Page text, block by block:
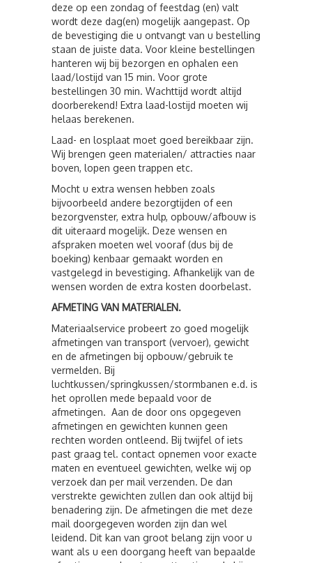
deze op een zondag of feestdag (en) valt
wordt deze dag(en) mogelijk aangepast. Op
de bevestiging die u ontvangt van u bestelling
staan de juiste data. Voor kleine bestellingen
hanteren wij bij bezorgen en ophalen een
laad/lostijd van 15 min. Voor grote
bestellingen 30 min. Wachttijd wordt altijd
doorberekend! Extra laad-lostijd moeten wij
helaas berekenen.
Laad- en losplaat moet goed bereikbaar zijn.
Wij brengen geen materialen/ attracties naar
boven, lopen geen trappen etc.
Mocht u extra wensen hebben zoals
bijvoorbeeld andere bezorgtijden of een
bezorgvenster, extra hulp, opbouw/afbouw is
dit uiteraard mogelijk. Deze wensen en
afspraken moeten wel vooraf (dus bij de
boeking) kenbaar gemaakt worden en
vastgelegd in bevestiging. Afhankelijk van de
wensen worden de extra kosten doorbelast.
AFMETING VAN MATERIALEN.
Materiaalservice probeert zo goed mogelijk
afmetingen van transport (vervoer), gewicht
en de afmetingen bij opbouw/gebruik te
vermelden. Bij
luchtkussen/springkussen/stormbanen e.d. is
het oprollen mede bepaald voor de
afmetingen. Aan de door ons opgegeven
afmetingen en gewichten kunnen geen
rechten worden ontleend. Bij twijfel of iets
past graag tel. contact opnemen voor exacte
maten en eventueel gewichten, welke wij op
verzoek dan per mail verzenden. De dan
verstrekte gewichten zullen dan ook altijd bij
benadering zijn. De afmetingen die met deze
mail doorgegeven worden zijn dan wel
leidend. Dit kan van groot belang zijn voor u
want als u een doorgang heeft van bepaalde